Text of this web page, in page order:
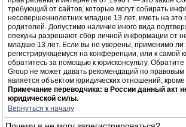
требующий от сайтов, которые могут собирать
несовершеннолетних младше 13 лет, иметь на это
родителей. Допустимо наличие иного вида
опекуны разрешают сбор личной информации от
младше 13 лет. Если вы не уверены, применимо ли
регистрирующемуся на конференции, или к самой
обратитесь за помощью к юрисконсульту.
Group не может давать рекомендаций по правовым
является объектом юридических отношений,
Примечание переводчика: в России данный акт
юридической силы.
Вернуться к началу